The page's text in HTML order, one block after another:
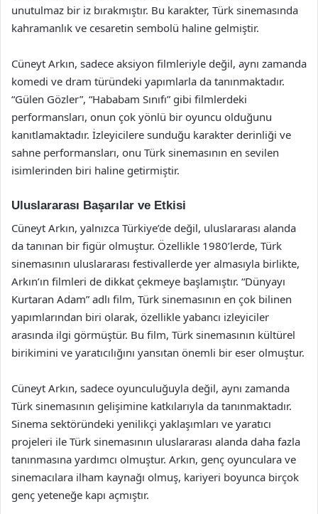
unutulmaz bir iz bırakmıştır. Bu karakter, Türk sinemasında
kahramanlık ve cesaretin sembolü haline gelmiştir.
Cüneyt Arkın, sadece aksiyon filmleriyle değil, aynı zamanda
komedi ve dram türündeki yapımlarla da tanınmaktadır.
“Gülen Gözler”, “Hababam Sınıfı” gibi filmlerdeki
performansları, onun çok yönlü bir oyuncu olduğunu
kanıtlamaktadır. İzleyicilere sunduğu karakter derinliği ve
sahne performansları, onu Türk sinemasının en sevilen
isimlerinden biri haline getirmiştir.
Uluslararası Başarılar ve Etkisi
Cüneyt Arkın, yalnızca Türkiye’de değil, uluslararası alanda
da tanınan bir figür olmuştur. Özellikle 1980’lerde, Türk
sinemasının uluslararası festivallerde yer almasıyla birlikte,
Arkın’ın filmleri de dikkat çekmeye başlamıştır. “Dünyayı
Kurtaran Adam” adlı film, Türk sinemasının en çok bilinen
yapımlarından biri olarak, özellikle yabancı izleyiciler
arasında ilgi görmüştür. Bu film, Türk sinemasının kültürel
birikimini ve yaratıcılığını yansıtan önemli bir eser olmuştur.
Cüneyt Arkın, sadece oyunculuğuyla değil, aynı zamanda
Türk sinemasının gelişimine katkılarıyla da tanınmaktadır.
Sinema sektöründeki yenilikçi yaklaşımları ve yaratıcı
projeleri ile Türk sinemasının uluslararası alanda daha fazla
tanınmasına yardımcı olmuştur. Arkın, genç oyunculara ve
sinemacılara ilham kaynağı olmuş, kariyeri boyunca birçok
genç yeteneğe kapı açmıştır.